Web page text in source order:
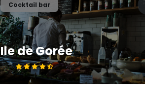
Ile de Gorée
4.5/5
Cocktail bar